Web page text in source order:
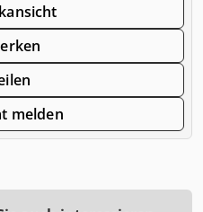
melden